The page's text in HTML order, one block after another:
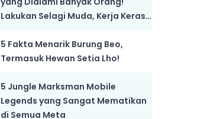
Lakukan Selagi Muda, Kerja Keras
5 Fakta Menarik Burung Beo,
Termasuk Hewan Setia Lho!
5 Jungle Marksman Mobile
Legends yang Sangat Mematikan
di Semua Meta